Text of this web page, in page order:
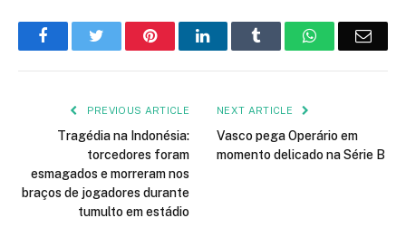
FacebookTwitter PinterestLinkedIn Tumblr WhatsApp
PREVIOUS ARTICLE
Tragédia na Indonésia:
torcedores foram
esmagados e morreram nos
braços de jogadores durante
tumulto em estádio
NEXT ARTICLE
Vasco pega Operário em
momento delicado na Série B